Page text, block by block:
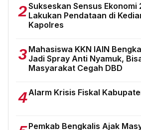
2Sukseskan Sensus Ekonomi
Lakukan Pendataan di
Kapolres
3 Mahasiswa KKN IAIN
Jadi Spray Anti Nyamuk,
Masyarakat Cegah DBD
4Alarm Krisis Fiskal
Pemkab Bengkalis Ajak